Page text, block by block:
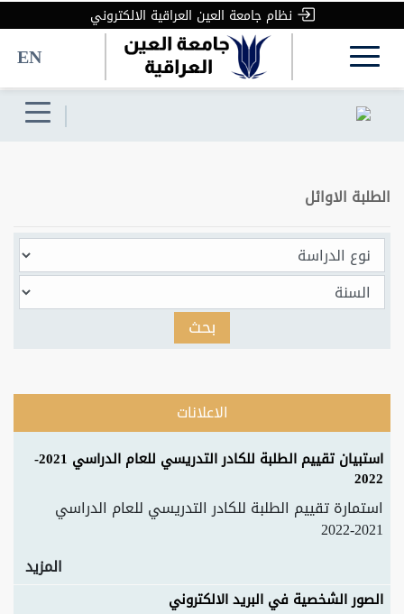
نظام جامعة العين العراقية الالكتروني
EN
الطلبة الاوائل
بحث
الاعلانات
استبيان تقييم الطلبة للكادر التدريسي للعام الدراسي 2021-
2022
استمارة تقييم الطلبة للكادر التدريسي للعام الدراسي
2021-2022
المزيد
الصور الشخصية في البريد الالكتروني